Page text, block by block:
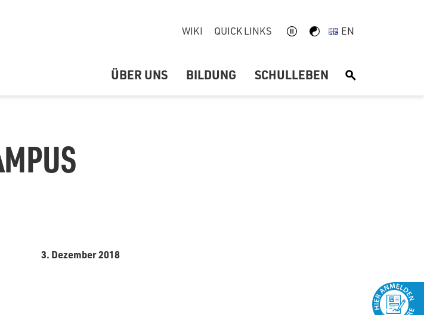
WIKI QUICK LINKS EN
ÜBER UNS BILDUNG SCHULLEBEN S
3. Dezember 2018